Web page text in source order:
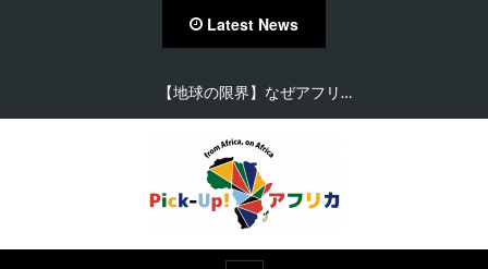
Latest News
【地球の限界】なぜアフリ…